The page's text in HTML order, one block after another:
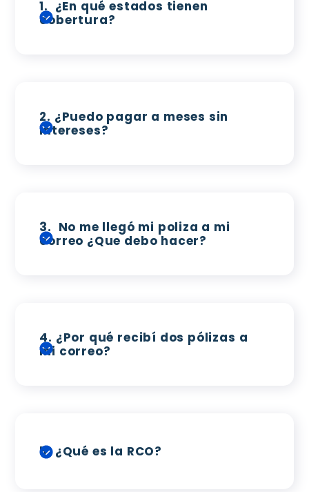
1. ¿En qué estados tienen
cobertura?
2. ¿Puedo pagar a meses sin
intereses?
3. No me llegó mi poliza a mi
correo ¿Que debo hacer?
4. ¿Por qué recibí dos pólizas a
mi correo?
5.¿Qué es la RCO?